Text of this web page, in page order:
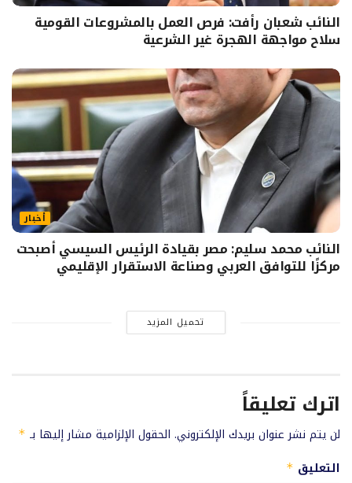
النائب شعبان رأفت: فرص العمل بالمشروعات القومية
سلاح مواجهة الهجرة غير الشرعية
أخبار
النائب محمد سليم: مصر بقيادة الرئيس السيسي أصبحت
مركزًا للتوافق العربي وصناعة الاستقرار الإقليمي
تحميل المزيد
اترك تعليقاً
لن يتم نشر عنوان بريدك الإلكتروني. الحقول الإلزامية مشار إليها بـ *
التعليق *